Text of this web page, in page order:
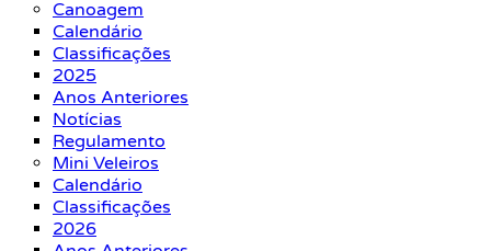
Canoagem
Calendário
Classificações
2025
Anos Anteriores
Notícias
Regulamento
Mini Veleiros
Calendário
Classificações
2026